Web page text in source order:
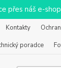
přes náš e-
Kontakty
poradce